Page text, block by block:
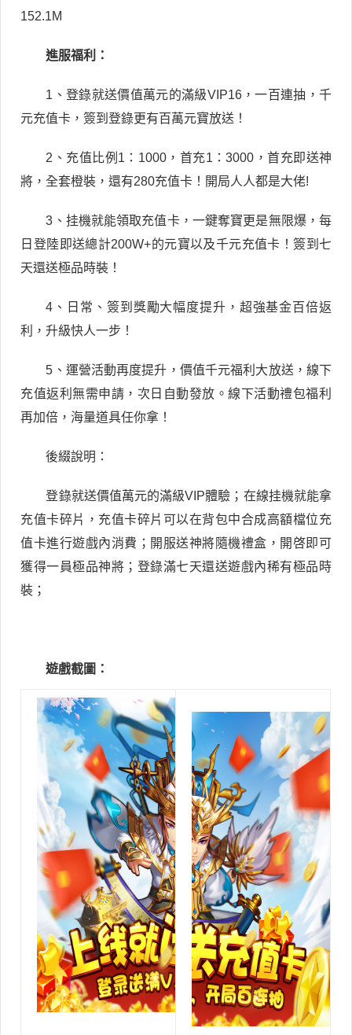
152.1M
進服福利：
1、登錄就送價值萬元的滿級VIP16，一百連抽，千
元充值卡，簽到登錄更有百萬元寶放送！
2、充值比例1：1000，首充1：3000，首充即送神
將，全套橙裝，還有280充值卡！開局人人都是大佬!
3、挂機就能領取充值卡，一鍵奪寶更是無限爆，每
日登陸即送總計200W+的元寶以及千元充值卡！簽到七
天還送極品時裝！
4、日常、簽到獎勵大幅度提升，超強基金百倍返
利，升級快人一步！
5、運營活動再度提升，價值千元福利大放送，線下
充值返利無需申請，次日自動發放。線下活動禮包福利
再加倍，海量道具任你拿！
後綴說明：
登錄就送價值萬元的滿級VIP體驗；在線挂機就能拿
充值卡碎片，充值卡碎片可以在背包中合成高額檔位充
值卡進行遊戲內消費；開服送神將隨機禮盒，開啓即可
獲得一員極品神將；登錄滿七天還送遊戲內稀有極品時
裝；
遊戲截圖：